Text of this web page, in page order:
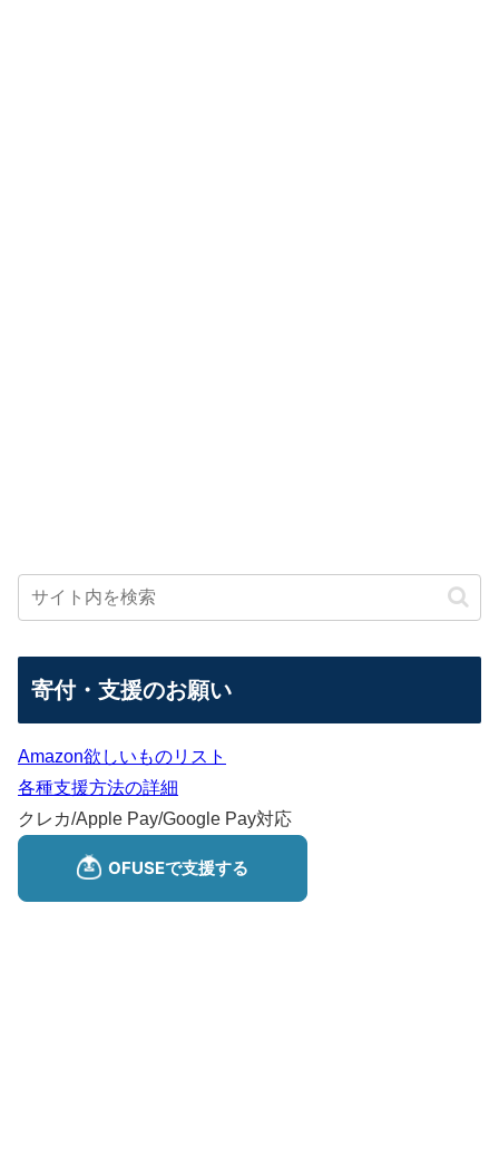
寄付・支援のお願い
Amazon欲しいものリスト
各種支援方法の詳細
クレカ/Apple Pay/Google Pay対応